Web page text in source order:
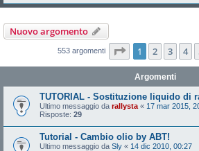
Nuovo argomento
553 argomenti Pagina di 12
1 2 3 4
Argomenti
TUTORIAL - Sostituzione liquido di
Ultimo messaggio da rallysta « 17 mar 2015,
Risposte: 29
Tutorial - Cambio olio by ABT!
Ultimo messaggio da Sly « 14 dic 2010, 00:27